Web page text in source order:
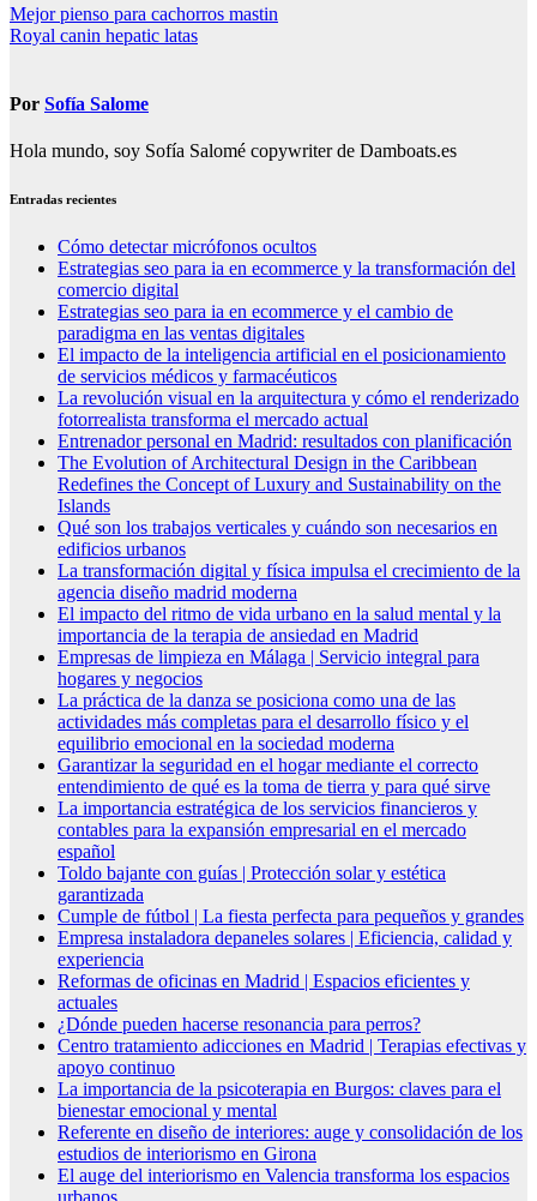
Navegación
de
Mejor pienso para cachorros mastin
Royal canin hepatic latas
Por Sofía Salome
Hola mundo, soy Sofía Salomé copywriter de Damboats.es
Entradas recientes
Cómo detectar micrófonos ocultos
Estrategias seo para ia en ecommerce y la transformación del
comercio digital
Estrategias seo para ia en ecommerce y el cambio de
paradigma en las ventas digitales
El impacto de la inteligencia artificial en el posicionamiento
de servicios médicos y farmacéuticos
La revolución visual en la arquitectura y cómo el renderizado
fotorrealista transforma el mercado actual
Entrenador personal en Madrid: resultados con planificación
The Evolution of Architectural Design in the Caribbean
Redefines the Concept of Luxury and Sustainability on the
Islands
Qué son los trabajos verticales y cuándo son necesarios en
edificios urbanos
La transformación digital y física impulsa el crecimiento de la
agencia diseño madrid moderna
El impacto del ritmo de vida urbano en la salud mental y la
importancia de la terapia de ansiedad en Madrid
Empresas de limpieza en Málaga | Servicio integral para
hogares y negocios
La práctica de la danza se posiciona como una de las
actividades más completas para el desarrollo físico y el
equilibrio emocional en la sociedad moderna
Garantizar la seguridad en el hogar mediante el correcto
entendimiento de qué es la toma de tierra y para qué sirve
La importancia estratégica de los servicios financieros y
contables para la expansión empresarial en el mercado
español
Toldo bajante con guías | Protección solar y estética
garantizada
Cumple de fútbol | La fiesta perfecta para pequeños y grandes
Empresa instaladora depaneles solares | Eficiencia, calidad y
experiencia
Reformas de oficinas en Madrid | Espacios eficientes y
actuales
¿Dónde pueden hacerse resonancia para perros?
Centro tratamiento adicciones en Madrid | Terapias efectivas y
apoyo continuo
La importancia de la psicoterapia en Burgos: claves para el
bienestar emocional y mental
Referente en diseño de interiores: auge y consolidación de los
estudios de interiorismo en Girona
El auge del interiorismo en Valencia transforma los espacios